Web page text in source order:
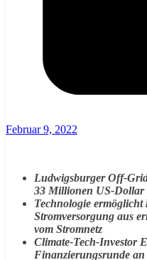
Februar 9, 2022
Ludwigsburger Off-
33 Millionen US-Dollar
Technologie ermöglicht
Stromversorgung aus
vom Stromnetz
Climate-Tech-Investor
Finanzierungsrunde an